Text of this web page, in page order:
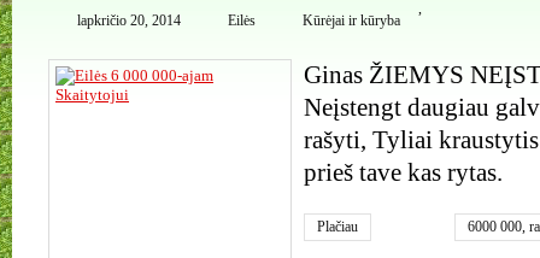
lapkričio 20, 2014 Eilės
,
Kūrėjai ir kūryba
Ginas ŽIEMYS
Neįstengt daugiau
rašyti, Tyliai
prieš tave kas rytas.
Plačiau 6000 000,